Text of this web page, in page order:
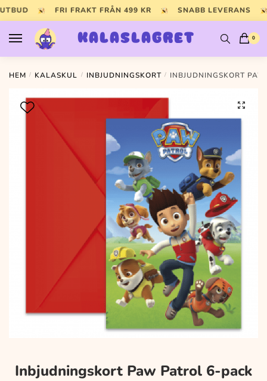
Skip
to
navigation
Skip
to
content
FRI FRAKT FRÅN 499 KR SNABB LEVERANS
KALASLAGRET 0
HEM / KALASKUL / INBJUDNINGSKORT / INBJUDNINGSKORT
🔍
Inbjudningskort Paw Patrol 6-pack